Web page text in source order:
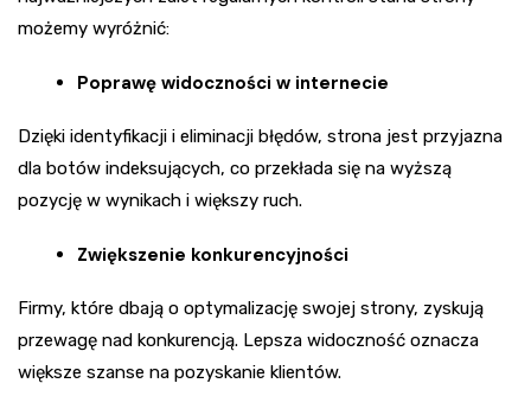
możemy wyróżnić:
Poprawę widoczności w internecie
Dzięki identyfikacji i eliminacji błędów, strona jest przyjazna
dla botów indeksujących, co przekłada się na wyższą
pozycję w wynikach i większy ruch.
Zwiększenie konkurencyjności
Firmy, które dbają o optymalizację swojej strony, zyskują
przewagę nad konkurencją. Lepsza widoczność oznacza
większe szanse na pozyskanie klientów.